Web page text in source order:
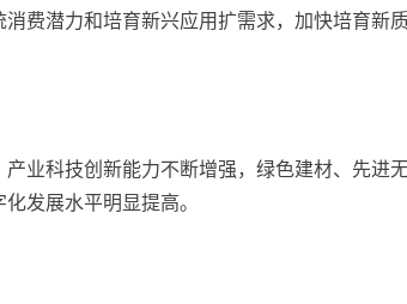
费潜力和培育新兴应用扩需求，加快培育新
科技创新能力不断增强，绿色建材、先进无
发展水平明显提高。